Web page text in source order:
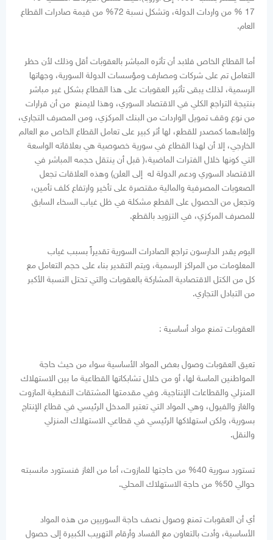
17 % من واردات الدولة، وتشكل نسبة 72% من قيمة صادرات القطاع
العام.
أما القطاع الخاص فلابد أن تأثره المباشر بالعقوبات أقل وذلك لأن حظر
التعامل تم على شركات ومصارف ومؤسسات الدولة السورية، وجهاتها
الرسمية، لذلك يبقى تأثير العقوبات على هذا القطاع بشكل غير مباشر
بنتيجة التراجع الكلي في الاقتصاد السوري، وهذا لايمنع من أن قرارات
من نوع وقف تمويل الواردات من البنك المركزي، ومن المصرف التجاري،
وإلغاءهما كمصدر للقطع، لها أثر كبير على تعامل القطاع الخاص مع العالم
الخارجي، إلا أن لهذا القطاع في سورية خصوصية هي بعلاقاته الواسعة
التي كونها خلال الفترات الماضية،( قبل أن ينتقل حجمه المباشر في
الاقتصاد السوري ودعم الدولة له إلى العلن) وهذه العلاقات تجعل
الصعوبات المصرفية والمالية مقتصرة على تأخير وارتفاع كلف تأمين،
وتجعل من الحصول على القطع مشكلة في ظل غياب السخاء السابق
للمصرف المركزي، في التزويد بالقطع.
اليوم يقدر الدارسون تراجع الصادرات السورية تقديراً بسبب غياب
المعلومات من المراكز الرسمية، ويتم التقدير بناء على حجم التعامل مع
كل من الكتل الاقتصادية المشاركة بالعقوبات والتي تحتل النسبة الأكبر
من التبادل التجاري.
العقوبات تمنع مواد أساسية :
تعيق العقوبات وصول بعض المواد الأساسية سواء من حيث حاجة
المواطنين الماسة لها، أو من خلال تشابكاتها القطاعية ما بين الاستهلاك
المنزلي والقطاعات الإنتاجية. وفي مقدمتها المشتقات النفطية المازوت
والغاز والفيول، وهي المواد التي تعتبر المدخل الرئيسي في قطاع الإنتاج
بسورية، ولكن استهلاكها الرئيسي في قطاعي الاستهلاك المنزلي
والنقل.
تستورد سورية 40% من حاجتها للمازوت، أما من الغاز فنستورد مانسبته
حوالي 50% من حاجة الاستهلاك المحلي.
أي أن العقوبات تمنع وصول نصف حاجة السوريين من هذه المواد
الأساسية، وأدت بالتعاون مع الفساد وأرقام التهريب الكبيرة إلى حصول